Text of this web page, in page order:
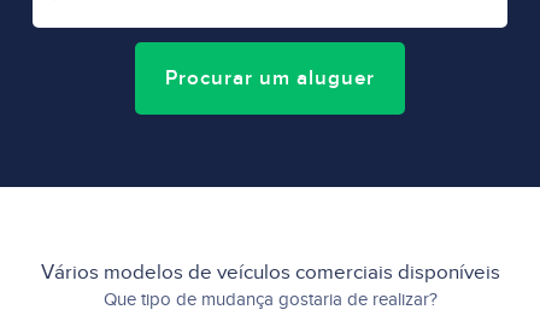
Procurar um aluguer
Vários modelos de veículos comerciais disponíveis
Que tipo de mudança gostaria de realizar?